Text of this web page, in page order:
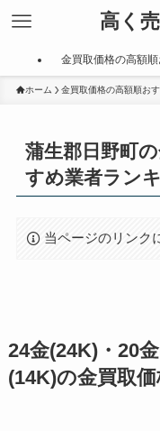
高く
金買取価格の高額
ホーム 金買取価格の高額順お
蒲生郡日野町
すめ業者ラン
当ページのリンク
24金(24K)・20
(14K)の金買取